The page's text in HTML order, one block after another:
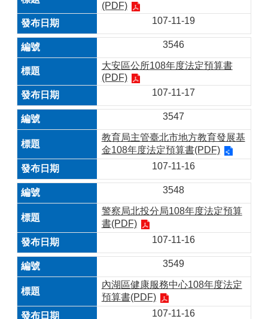
(PDF)
107-11-19
3546
大安區公所108年度法定預算書
(PDF)​
107-11-17
3547
教育局主管臺北市地方教育發展基
金108年度法定預算書(PDF)
107-11-16
3548
警察局北投分局108年度法定預算
書(PDF)
107-11-16
3549
內湖區健康服務中心108年度法定
預算書(PDF)
107-11-16